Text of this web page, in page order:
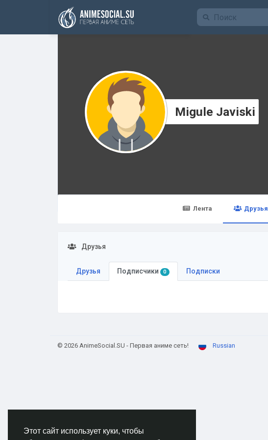
Этот сайт использует куки, чтобы
Funding
Migule Javiski
Лента Друзья
Друзья
Друзья Подписчики 0 Подписки
© 2026 AnimeSocial.SU - Первая аниме сеть! Russian